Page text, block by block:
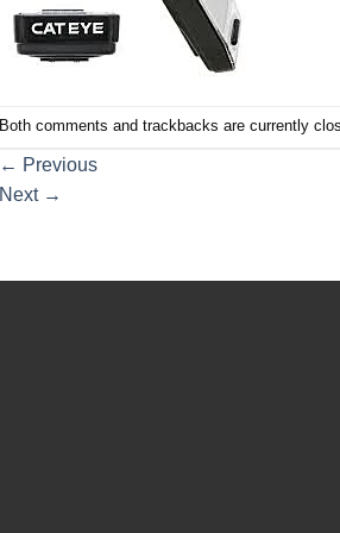
Both comments and trackbacks are currently
← Previous
Next →